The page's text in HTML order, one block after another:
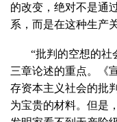
的改变，绝对不是通
系，而是在这种生产
“批判的空想的社
三章论述的重点。《
存资本主义社会的批
为宝贵的材料。但是